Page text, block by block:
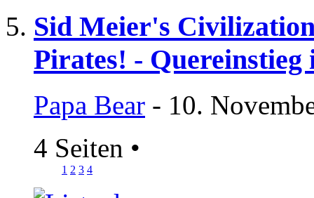
Sid Meier's
Pirates! -
Papa Bear - 10.
4 Seiten •
1 2 3 4